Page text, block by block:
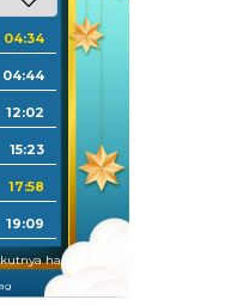
04:34
04:44
12:02
15:23
17:58
19:09
hari ini.